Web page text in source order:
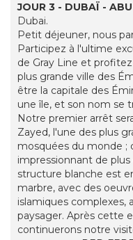
JOUR 3 - DUBAÏ -
Dubai.
Petit déjeuner, nous
Participez à l'ultime
de Gray Line et
plus grande ville des
être la capitale des
une île, et son nom se
Notre premier arrêt
Zayed, l'une des plus
mosquées du monde ;
impressionnant de
structure blanche est
marbre, avec des
islamiques
paysager. Après cette
continuerons notre